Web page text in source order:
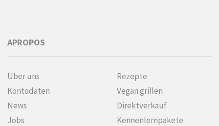
APROPOS
Über uns
Kontodaten
News
Jobs
Rezepte
Vegan grillen
Direktverkauf
Kennenlern­pakete